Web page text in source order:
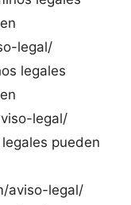
legal/
legales
legal/
pueden
aviso-legal/